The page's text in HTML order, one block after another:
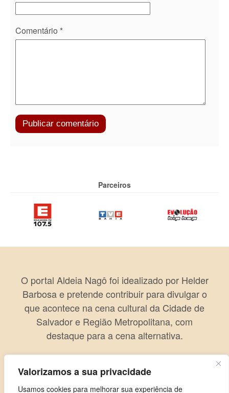
Valorizamos a sua privacidade
Usamos cookies para melhorar sua experiência de
Comentário *
Parceiros
O portal Aldeia Nagô foi idealizado por Helder
Barbosa e pretende contribuir para divulgar o
que acontece na cena cultural da Cidade de
Salvador e Região Metropolitana, com
destaque para a cena alternativa.